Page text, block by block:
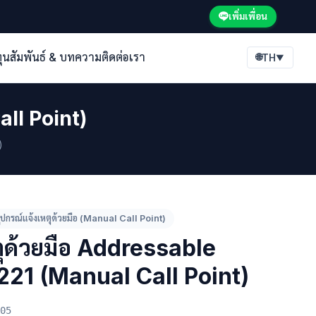
เพิ่มเพื่อน
นสัมพันธ์ & บทความติดต่อเรา 🌐TH▼
Point)
กรณ์แจ้งเหตุด้วยมือ (Manual Call Point)
วยมือ Addressable
(Manual Call Point)